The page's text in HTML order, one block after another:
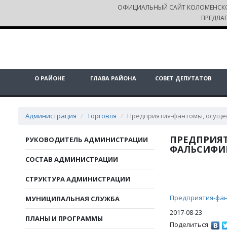
ОФИЦИАЛЬНЫЙ САЙТ
О РАЙОНЕ ГЛАВА РАЙОНА СОВЕТ ДЕПУТАТОВ
Администрация Торговля Предприятия-фантомы,
РУКОВОДИТЕЛЬ АДМИНИСТРАЦИИ
СОСТАВ АДМИНИСТРАЦИИ
СТРУКТУРА АДМИНИСТРАЦИИ
МУНИЦИПАЛЬНАЯ СЛУЖБА
ПЛАНЫ И ПРОГРАММЫ
Предприятия-
2017-08-23
Поделиться